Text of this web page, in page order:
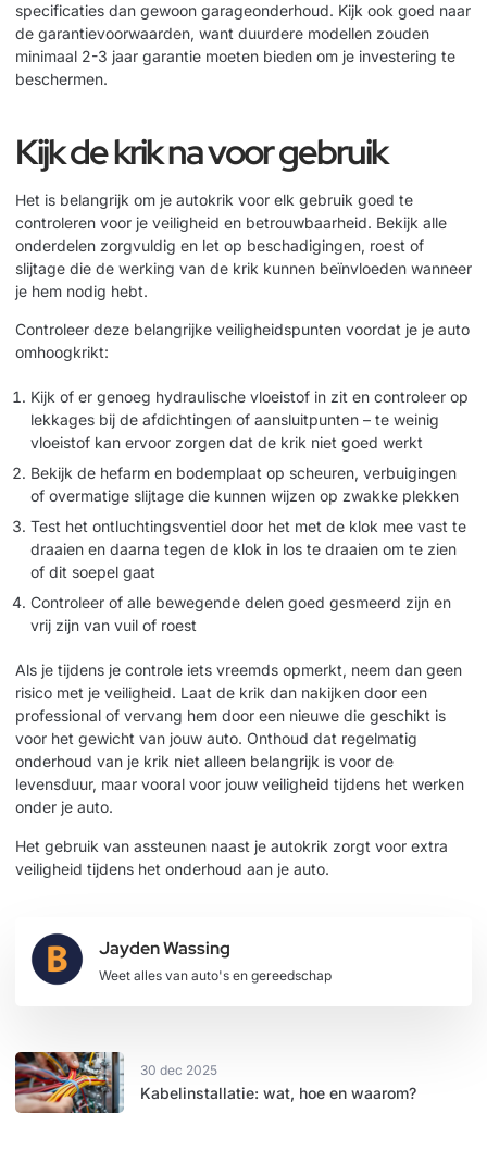
specificaties dan gewoon garageonderhoud. Kijk ook goed naar
de garantievoorwaarden, want duurdere modellen zouden
minimaal 2-3 jaar garantie moeten bieden om je investering te
beschermen.
Kijk de krik na voor gebruik
Het is belangrijk om je autokrik voor elk gebruik goed te
controleren voor je veiligheid en betrouwbaarheid. Bekijk alle
onderdelen zorgvuldig en let op beschadigingen, roest of
slijtage die de werking van de krik kunnen beïnvloeden wanneer
je hem nodig hebt.
Controleer deze belangrijke veiligheidspunten voordat je je auto
omhoogkrikt:
Kijk of er genoeg hydraulische vloeistof in zit en controleer op
lekkages bij de afdichtingen of aansluitpunten – te weinig
vloeistof kan ervoor zorgen dat de krik niet goed werkt
Bekijk de hefarm en bodemplaat op scheuren, verbuigingen
of overmatige slijtage die kunnen wijzen op zwakke plekken
Test het ontluchtingsventiel door het met de klok mee vast te
draaien en daarna tegen de klok in los te draaien om te zien
of dit soepel gaat
Controleer of alle bewegende delen goed gesmeerd zijn en
vrij zijn van vuil of roest
Als je tijdens je controle iets vreemds opmerkt, neem dan geen
risico met je veiligheid. Laat de krik dan nakijken door een
professional of vervang hem door een nieuwe die geschikt is
voor het gewicht van jouw auto. Onthoud dat regelmatig
onderhoud van je krik niet alleen belangrijk is voor de
levensduur, maar vooral voor jouw veiligheid tijdens het werken
onder je auto.
Het gebruik van assteunen naast je autokrik zorgt voor extra
veiligheid tijdens het onderhoud aan je auto.
Jayden Wassing
Weet alles van auto's en gereedschap
30 dec 2025
Kabelinstallatie: wat, hoe en waarom?